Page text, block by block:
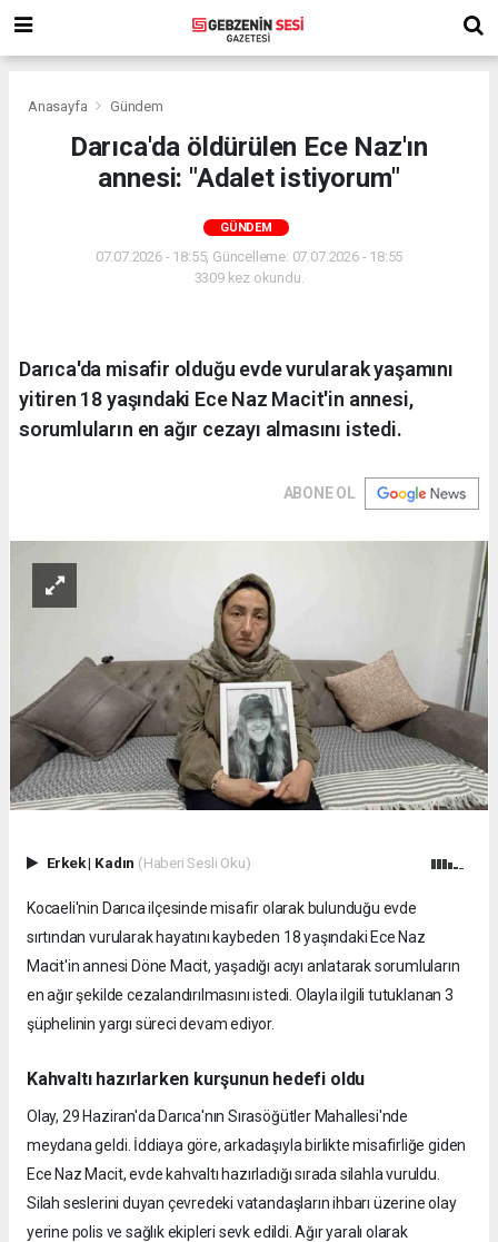
Anasayfa Gündem
Darıca'da öldürülen Ece Naz'ın
annesi: "Adalet istiyorum"
GÜNDEM
07.07.2026 - 18:55, Güncelleme: 07.07.2026 - 18:55
3309 kez okundu.
Darıca'da misafir olduğu evde vurularak yaşamını
yitiren 18 yaşındaki Ece Naz Macit'in annesi,
sorumluların en ağır cezayı almasını istedi.
ABONE OL
Erkek| Kadın (Haberi Sesli Oku)
Kocaeli'nin Darıca ilçesinde misafir olarak bulunduğu evde
sırtından vurularak hayatını kaybeden 18 yaşındaki Ece Naz
Macit'in annesi Döne Macit, yaşadığı acıyı anlatarak sorumluların
en ağır şekilde cezalandırılmasını istedi. Olayla ilgili tutuklanan 3
şüphelinin yargı süreci devam ediyor.
Kahvaltı hazırlarken kurşunun hedefi oldu
Olay, 29 Haziran'da Darıca'nın Sırasöğütler Mahallesi'nde
meydana geldi. İddiaya göre, arkadaşıyla birlikte misafirliğe giden
Ece Naz Macit, evde kahvaltı hazırladığı sırada silahla vuruldu.
Silah seslerini duyan çevredeki vatandaşların ihbarı üzerine olay
yerine polis ve sağlık ekipleri sevk edildi. Ağır yaralı olarak